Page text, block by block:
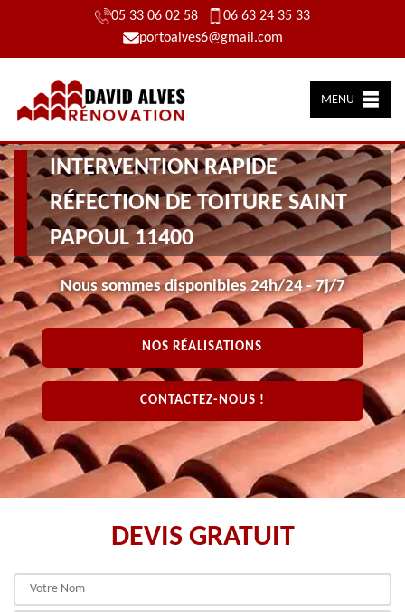
05 33 06 02 58
06 63 24 35 33
portoalves6@gmail.com
MENU
INTERVENTION RAPIDE
RÉFECTION DE TOITURE SAINT
PAPOUL 11400
Nous sommes disponibles 24h/24 - 7j/7
NOS RÉALISATIONS
CONTACTEZ-NOUS !
DEVIS GRATUIT